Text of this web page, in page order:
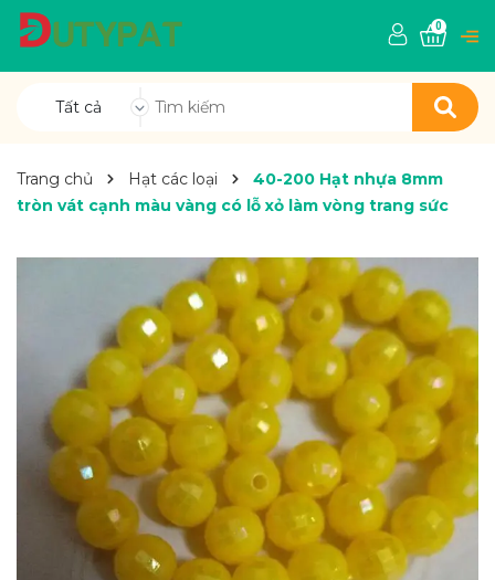
Tất cả
0
Trang chủ Hạt các loại
40-200 Hạt nhựa 8mm
tròn vát cạnh màu vàng có lỗ xỏ làm vòng trang sức